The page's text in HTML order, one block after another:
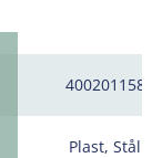
400201158
Plast, Stål